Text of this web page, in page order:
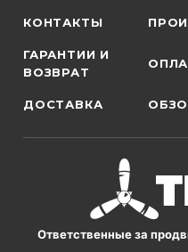
КОНТАКТЫ
ГАРАНТИИ И
ВОЗВРАТ
ДОСТАВКА
Ответственные за